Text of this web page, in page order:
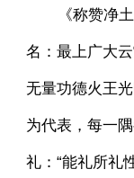
《称赞净
名：最上广大
无量功德火王
为代表，每一
礼：“能礼所礼